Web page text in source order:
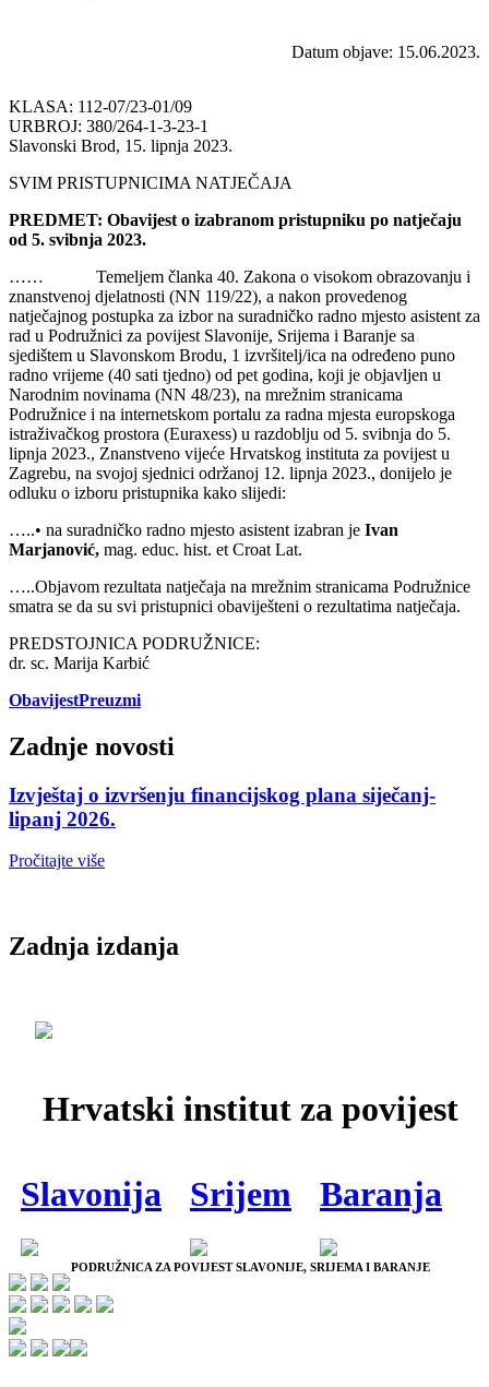
Datum objave: 15.06.2023.
KLASA: 112-07/23-01/09
URBROJ: 380/264-1-3-23-1
Slavonski Brod, 15. lipnja 2023.
SVIM PRISTUPNICIMA NATJEČAJA
PREDMET: Obavijest o izabranom pristupniku po natječaju
od 5. svibnja 2023.
…… Temeljem članka 40. Zakona o visokom obrazovanju i
znanstvenoj djelatnosti (NN 119/22), a nakon provedenog
natječajnog postupka za izbor na suradničko radno mjesto asistent za
rad u Podružnici za povijest Slavonije, Srijema i Baranje sa
sjedištem u Slavonskom Brodu, 1 izvršitelj/ica na određeno puno
radno vrijeme (40 sati tjedno) od pet godina, koji je objavljen u
Narodnim novinama (NN 48/23), na mrežnim stranicama
Podružnice i na internetskom portalu za radna mjesta europskoga
istraživačkog prostora (Euraxess) u razdoblju od 5. svibnja do 5.
lipnja 2023., Znanstveno vijeće Hrvatskog instituta za povijest u
Zagrebu, na svojoj sjednici održanoj 12. lipnja 2023., donijelo je
odluku o izboru pristupnika kako slijedi:
…..• na suradničko radno mjesto asistent izabran je Ivan
Marjanović, mag. educ. hist. et Croat Lat.
…..Objavom rezultata natječaja na mrežnim stranicama Podružnice
smatra se da su svi pristupnici obaviješteni o rezultatima natječaja.
PREDSTOJNICA PODRUŽNICE:
dr. sc. Marija Karbić
ObavijestPreuzmi
Zadnje novosti
Izvještaj o izvršenju financijskog plana siječanj-
lipanj 2026.
Pročitajte više
Zadnja izdanja
Hrvatski institut za povijest
Slavonija Srijem Baranja
PODRUŽNICA ZA POVIJEST SLAVONIJE, SRIJEMA I BARANJE